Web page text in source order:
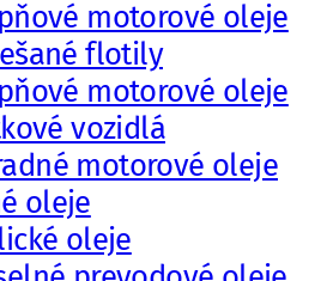
motorové oleje
flotily
motorové oleje
vozidlá
motorové oleje
oleje
oleje